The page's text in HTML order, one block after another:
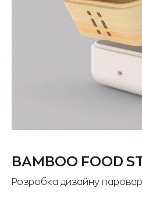
BAMBOO FOOD
Розробка дизайну